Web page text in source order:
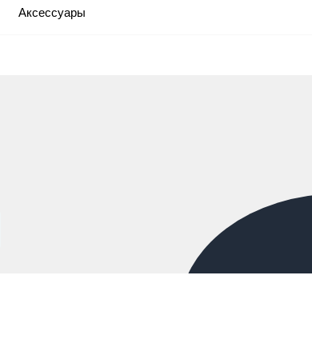
Аксессуары